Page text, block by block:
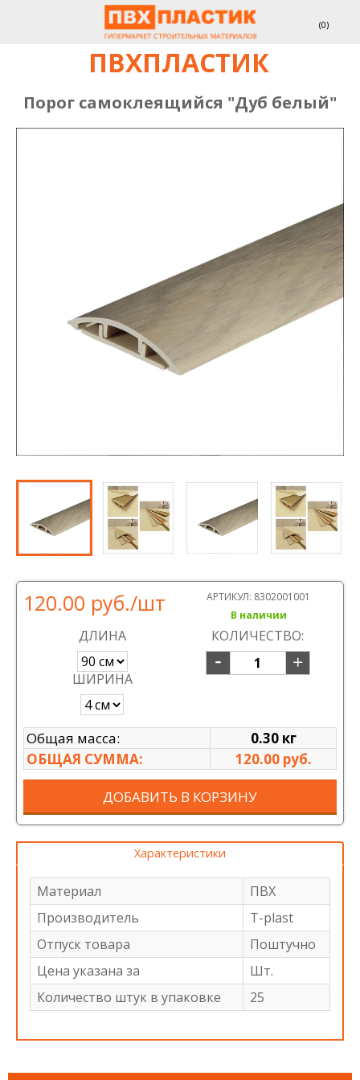
(0)
ПВХПЛАСТИК
Порог самоклеящийся "Дуб белый"
120.00 руб./шт АРТИКУЛ: 8302001001
В наличии
ДЛИНА
ШИРИНА
КОЛИЧЕСТВО:
Общая масса:
0.30 кг
ОБЩАЯ СУММА:
120.00 руб.
ДОБАВИТЬ В КОРЗИНУ
Характеристики
Материал
ПВХ
Производитель
T-plast
Отпуск товара
Поштучно
Цена указана за
Шт.
Количество штук в упаковке
25